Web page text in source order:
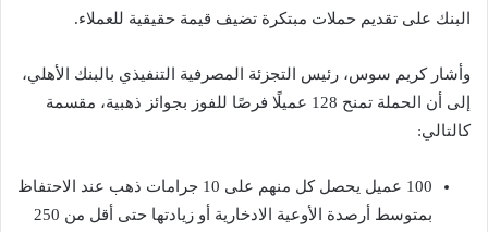
البنك على تقديم حملات مبتكرة تضيف قيمة حقيقية للعملاء.
وأشار كريم سوس، رئيس التجزئة المصرفية التنفيذي بالبنك الأهلي،
إلى أن الحملة تمنح 128 عميلًا فرصًا للفوز بجوائز ذهبية، مقسمة
كالتالي:
100 عميل يحصل كل منهم على 10 جرامات ذهب عند الاحتفاظ
بمتوسط أرصدة الأوعية الادخارية أو زيادتها حتى أقل من 250